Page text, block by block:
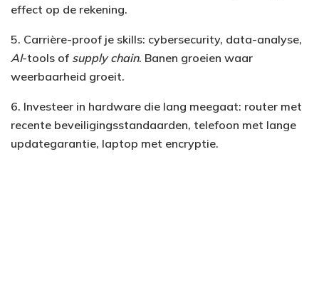
effect op de rekening.
5. Carrière-proof je skills: cybersecurity, data-analyse,
AI-tools of supply chain. Banen groeien waar
weerbaarheid groeit.
6. Investeer in hardware die lang meegaat: router met
recente beveiligingsstandaarden, telefoon met lange
updategarantie, laptop met encryptie.